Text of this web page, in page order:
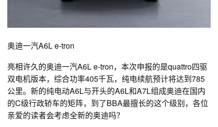
奥迪一汽A6L e-tron
亮相许久的奥迪一汽A6L e-tron，本次申报的是quattro四驱
双电机版本，综合功率405千瓦，纯电续航预计将达到785
公里。新的纯电动A6L与开头的A6L和A7L组成奥迪在国内
的C级行政轿车的矩阵，到了BBA最擅长的这个级别，各位
亲爱的读者会考虑全新的奥迪吗？